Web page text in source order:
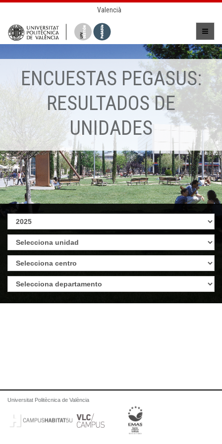
Valencià
ENCUESTAS PEGASUS:
RESULTADOS DE
UNIDADES
Universitat Politècnica de València